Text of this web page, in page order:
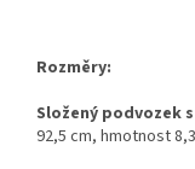
Rozměry:
Složený podvozek
92,5 cm, hmotnost